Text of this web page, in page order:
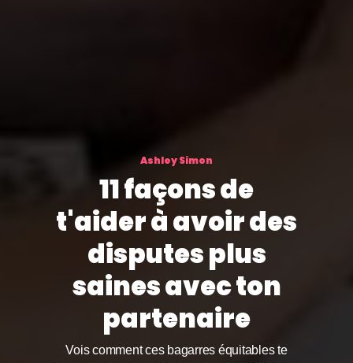
Ashley Simon
Comment
préserver la
solidité d'une
relation à
distance ?
Ce n'est pas facile de vivre une relation à